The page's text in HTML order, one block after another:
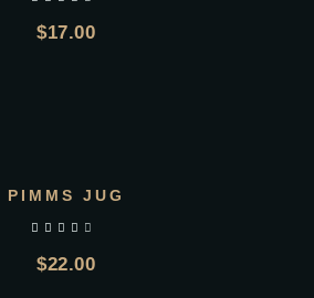
$17.00
PIMMS JUG
$22.00